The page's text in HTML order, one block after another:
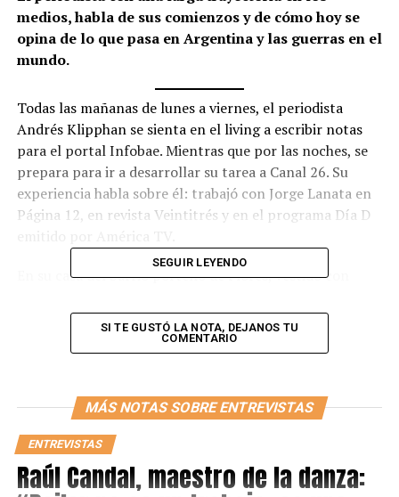
medios, habla de sus comienzos y de cómo hoy se
opina de lo que pasa en Argentina y las guerras en el
mundo.
Todas las mañanas de lunes a viernes, el periodista
Andrés Klipphan se sienta en el living a escribir notas
para el portal Infobae. Mientras que por las noches, se
prepara para ir a desarrollar su tarea a Canal 26. Su
experiencia habla sobre él: trabajó con Jorge Lanata en
Página 12, en revista Veintitrés y en el programa Día D
En su casa del barrio porteño de Flores, vestido con
entrevista con ETER DIGITAL y habla sobre su carrera y
la situación actual que atraviesa el mundo.
como un proyecto innovador?
-Mi primer trabajo como periodista fue en Página 12 en
1993 y poder formar parte de ese medio en ese
momento fue un sueño. También lo fue firmar mi
SEGUIR LEYENDO
SI TE GUSTÓ LA NOTA, DEJANOS TU
COMENTARIO
MÁS NOTAS SOBRE ENTREVISTAS
ENTREVISTAS
Raúl Candal, maestro de la danza: